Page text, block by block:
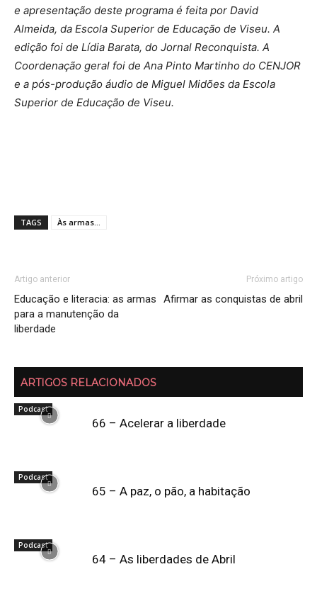
e apresentação deste programa é feita por David
Almeida, da Escola Superior de Educação de Viseu. A
edição foi de Lídia Barata, do Jornal Reconquista. A
Coordenação geral foi de Ana Pinto Martinho do CENJOR
e a pós-produção áudio de Miguel Midões da Escola
Superior de Educação de Viseu.
TAGS Às armas...
Artigo anterior
Educação e literacia: as armas
para a manutenção da
liberdade
Próximo artigo
Afirmar as conquistas de abril
ARTIGOS RELACIONADOS
Podcast
66 – Acelerar a liberdade
Podcast
65 – A paz, o pão, a habitação
Podcast
64 – As liberdades de Abril